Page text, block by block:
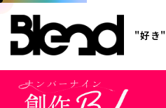
"好き"